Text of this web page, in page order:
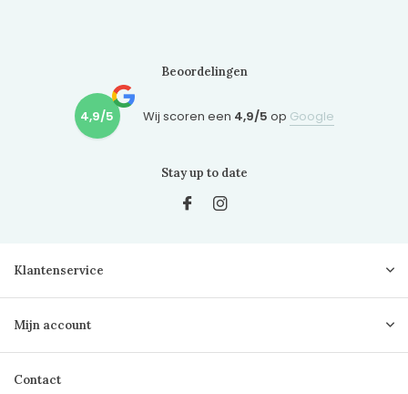
Beoordelingen
4,9/5 Wij scoren een 4,9/5 op Google
Stay up to date
Klantenservice
Mijn account
Contact